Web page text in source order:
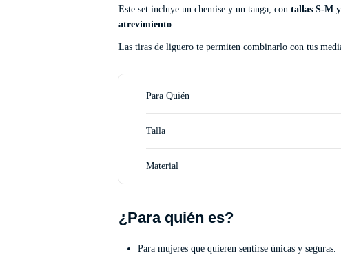
Este set incluye un chemise y un tanga, con tallas S-M
atrevimiento.
Las tiras de liguero te permiten combinarlo con tus
Para Quién
Talla
Material
¿Para quién es?
Para mujeres que quieren sentirse únicas y seguras.